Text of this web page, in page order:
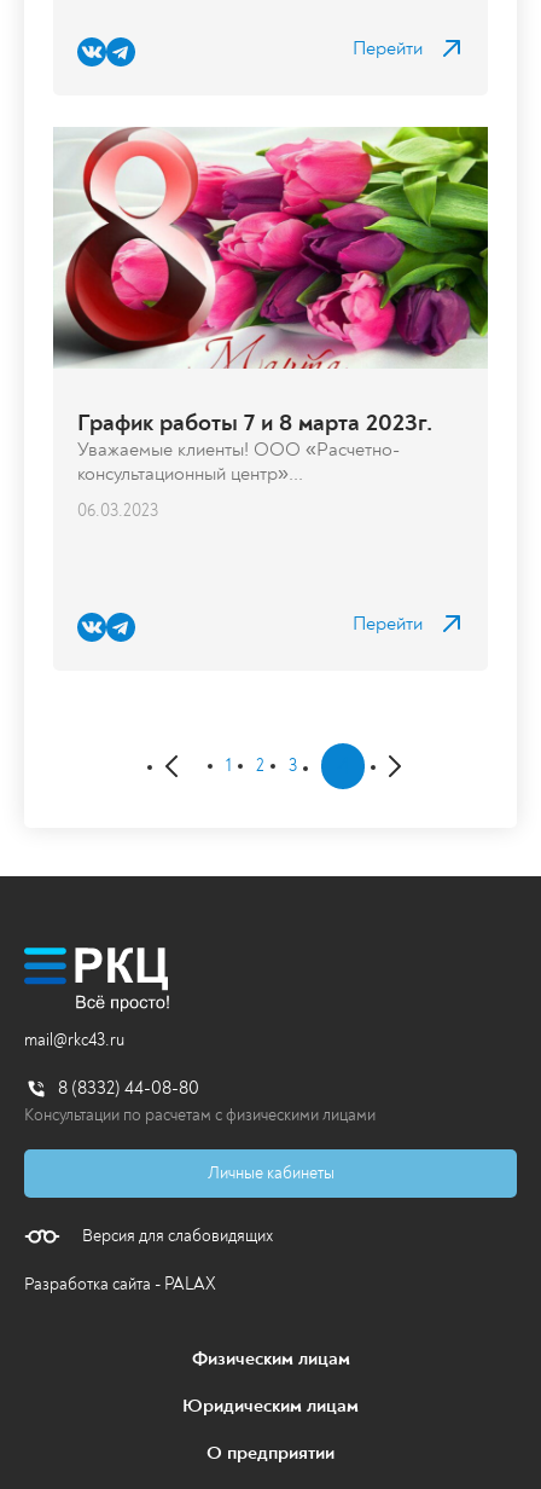
Перейти
График работы 7 и 8 марта 2023г.
Уважаемые клиенты! ООО «Расчетно-
консультационный центр»...
06.03.2023
Перейти
1 2 3
mail@rkc43.ru
8 (8332) 44-08-80
Консультации по расчетам с физическими лицами
Личные кабинеты
Версия для слабовидящих
Разработка сайта - PALAX
Физическим лицам
Юридическим лицам
О предприятии